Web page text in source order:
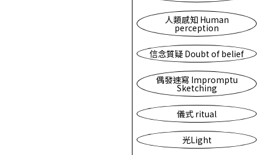
人類感知 Human
perception
信念質疑 Doubt of belief
偶發速寫 Impromptu
Sketching
儀式 ritual
光Light